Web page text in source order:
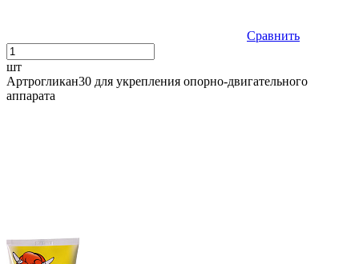
Сравнить
шт
Артрогликан30 для укрепления опорно-двигательного
аппарата